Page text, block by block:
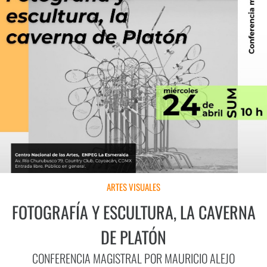
ARTES VISUALES
FOTOGRAFÍA Y ESCULTURA, LA CAVERNA
DE PLATÓN
CONFERENCIA MAGISTRAL POR MAURICIO ALEJO